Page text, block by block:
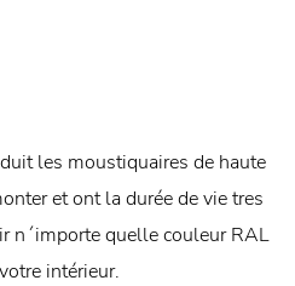
les moustiquaires de haute
et ont la durée de vie tres
n´importe quelle couleur RAL
intérieur.